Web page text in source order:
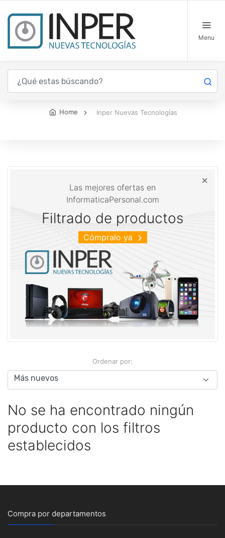
Menu
Inper Nuevas Tecnologías
Home Inper Nuevas Tecnologías
Las mejores ofertas en
InformaticaPersonal.com
Filtrado de productos
Cómpralo ya
Ordenar por:
No se ha encontrado ningún
producto con los filtros
establecidos
Compra por departamentos